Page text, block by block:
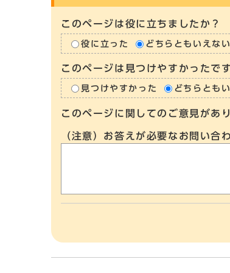
このページは役に立ちましたか？
役に立った どちらともいえない
このページは見つけやすかったで
見つけやすかった どちらとも
このページに関してのご意見があ
（注意）お答えが必要なお問い